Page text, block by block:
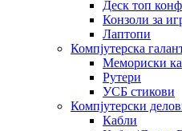
Деск топ
Конзоли за
Лаптопи
Компјутерска
Мемориски
Рутери
УСБ стикови
Компјутерски
Кабли